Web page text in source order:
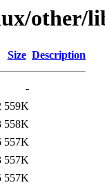
other/
Size Description
-
559K
558K
557K
557K
557K